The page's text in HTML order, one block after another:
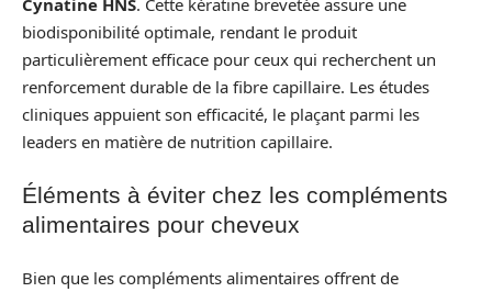
biodisponibilité optimale, rendant le produit
particulièrement efficace pour ceux qui recherchent un
renforcement durable de la fibre capillaire. Les études
cliniques appuient son efficacité, le plaçant parmi les
leaders en matière de nutrition capillaire.
Éléments à éviter chez les compléments
alimentaires pour cheveux
Bien que les compléments alimentaires offrent de